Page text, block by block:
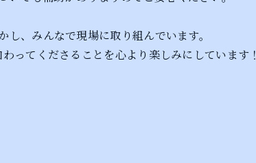
、みんなで現場に取り組んでいます。
ってくださることを心より楽しみにしています！